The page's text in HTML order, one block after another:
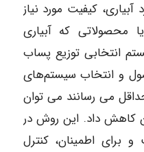
کیفیت مورد نیاز
که آبیاری
انتخابی توزیع پساب
و انتخاب سیستم‌های
می رسانند می توان
کاهش داد. این روش در
اطمینان، کنترل